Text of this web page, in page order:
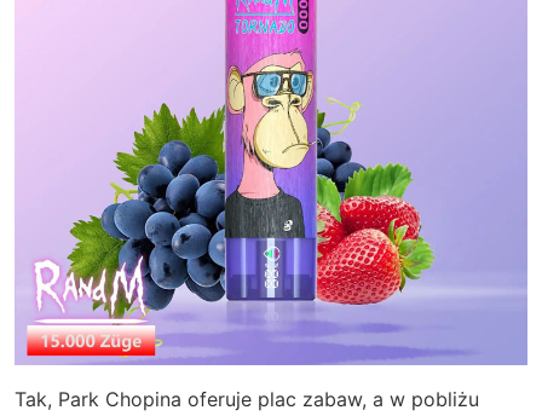
Tak, Park Chopina oferuje plac zabaw, a w pobliżu